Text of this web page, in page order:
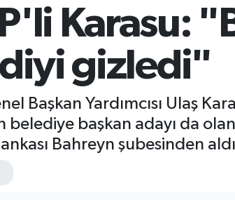
Karasu:
gizledi"
Başkan Yardımcısı Ulaş
belediye başkan adayı da
Bahreyn şubesinden